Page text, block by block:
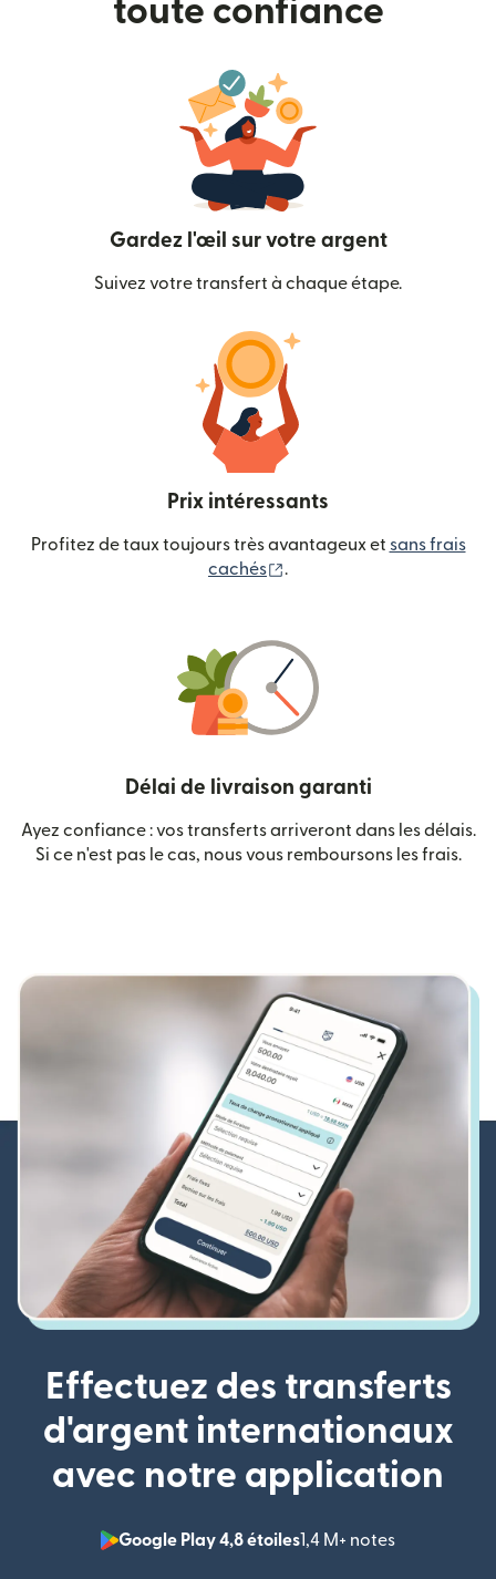
toute confiance
Gardez l'œil sur votre argent
Suivez votre transfert à chaque étape.
Prix intéressants
Profitez de taux toujours très avantageux et sans frais
cachés
.
Délai de livraison garanti
Ayez confiance : vos transferts arriveront dans les délais.
Si ce n'est pas le cas, nous vous remboursons les frais.
Effectuez des transferts
d'argent internationaux
avec notre application
Google Play 4,8 étoiles1,4 M+ notes